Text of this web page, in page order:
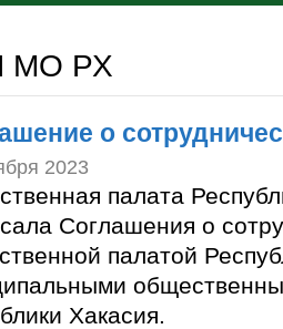
МО РХ
о
2023
палата
Соглашения о
палатой
Хакасия.